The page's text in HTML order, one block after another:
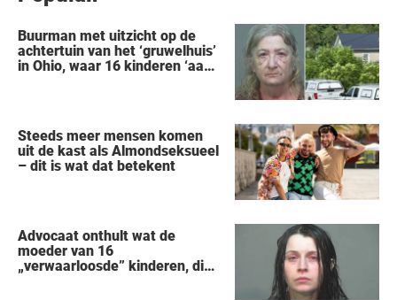
Buurman met uitzicht op de
achtertuin van het ‘gruwelhuis’
in Ohio, waar 16 kinderen ‘aan
Steeds meer mensen komen
uit de kast als Almondseksueel
– dit is wat dat betekent
Advocaat onthult wat de
moeder van 16
„verwaarloosde” kinderen, die